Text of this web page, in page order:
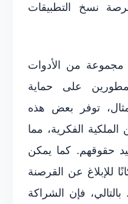
نسخ التطبيقات
مجموعة من الأدوات
على حماية
توفر بعض هذه
الفكرية، مما
حقوقهم. كما يمكن
للإبلاغ عن القرصنة
فإن الشراكة